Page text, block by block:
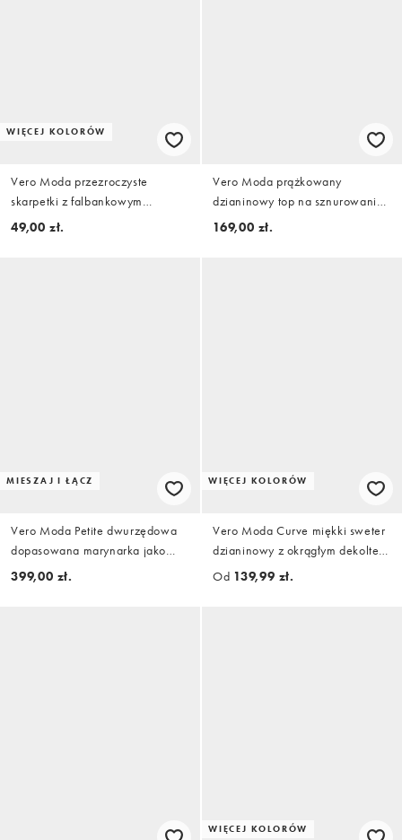
WIĘCEJ KOLORÓW
Vero Moda przezroczyste
skarpetki z falbankowym
wykończeniem w czekoladowym
49,00 zł.
Vero Moda prążkowany
dzianinowy top na sznurowanie
w kolorze kremowym
169,00 zł.
MIESZAJ I ŁĄCZ
Vero Moda Petite dwurzędowa
dopasowana marynarka jako
część zestawu w kolorze
399,00 zł.
WIĘCEJ KOLORÓW
Vero Moda Curve miękki sweter
dzianinowy z okrągłym dekoltem
w kolorze blue jasper
Od 139,99 zł.
WIĘCEJ KOLORÓW